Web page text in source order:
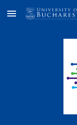
Skip to main content